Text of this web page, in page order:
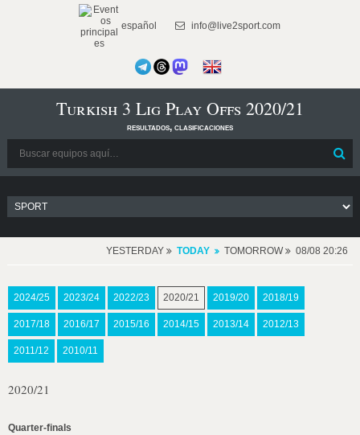
español info@live2sport.com
Turkish 3 Lig Play Offs 2020/21
resultados, clasificaciones
YESTERDAY TODAY TOMORROW 08/08 20:26
2024/25 2023/24 2022/23 2020/21 2019/20 2018/19
2017/18 2016/17 2015/16 2014/15 2013/14 2012/13
2011/12 2010/11
2020/21
Quarter-finals